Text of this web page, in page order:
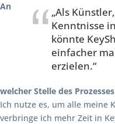
„Als
Kenntnisse
könnte
einfacher
erzielen.“
An
welcher Stelle des
Ich nutze es, um alle meine
verbringe ich mehr Zeit in